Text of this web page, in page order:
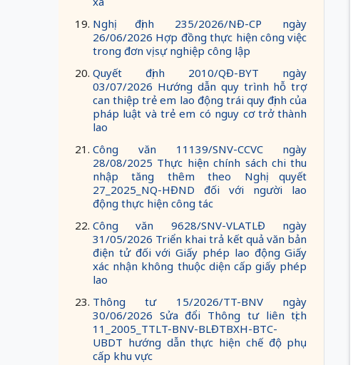
Nghị định 235/2026/NĐ-CP ngày
26/06/2026 Hợp đồng thực hiện công việc
trong đơn vị sự nghiệp công lập
Quyết định 2010/QĐ-BYT ngày
03/07/2026 Hướng dẫn quy trình hỗ trợ
can thiệp trẻ em lao động trái quy định của
pháp luật và trẻ em có nguy cơ trở thành
lao
Công văn 11139/SNV-CCVC ngày
28/08/2025 Thực hiện chính sách chi thu
nhập tăng thêm theo Nghị quyết
27_2025_NQ-HĐND đối với người lao
động thực hiện công tác
Công văn 9628/SNV-VLATLĐ ngày
31/05/2026 Triển khai trả kết quả văn bản
điện tử đối với Giấy phép lao động Giấy
xác nhận không thuộc diện cấp giấy phép
lao
Thông tư 15/2026/TT-BNV ngày
30/06/2026 Sửa đổi Thông tư liên tịch
11_2005_TTLT-BNV-BLĐTBXH-BTC-
UBDT hướng dẫn thực hiện chế độ phụ
cấp khu vực